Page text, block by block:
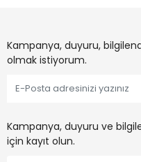
Kampanya, duyuru,
olmak istiyorum.
Kampanya, duyuru ve
için kayıt olun.